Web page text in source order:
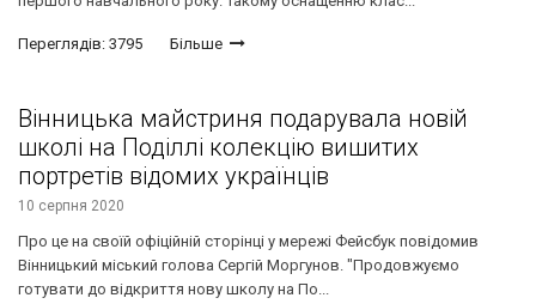
Переглядів: 3795 Більше
Вінницька майстриня подарувала новій
школі на Поділлі колекцію вишитих
портретів відомих українців
10 серпня 2020
Про це на своїй офіційній сторінці у мережі Фейсбук повідомив
Вінницький міський голова Сергій Моргунов. "Продовжуємо
готувати до відкриття нову школу на По...